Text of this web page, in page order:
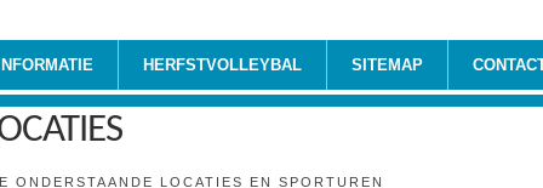
HERFSTVOLLEYBAL SITEMAP
ONDERSTAANDE LOCATIES EN SPORTUREN